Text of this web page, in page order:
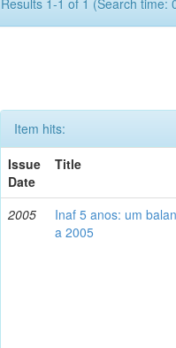
Item hits:
Issue
Date
Title
2005
Inaf 5 anos: um
a 2005